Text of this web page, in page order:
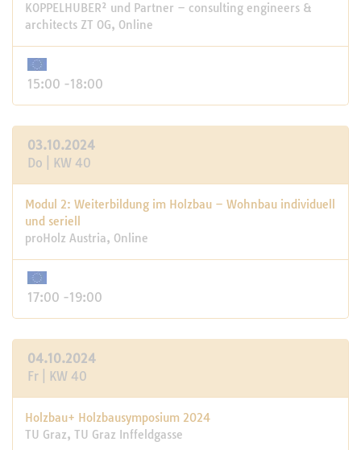
KOPPELHUBER² und Partner – consulting engineers &
architects ZT OG, Online
15:00 -18:00
03.10.2024
Do | KW 40
Modul 2: Weiterbildung im Holzbau – Wohnbau individuell
und seriell
proHolz Austria, Online
17:00 -19:00
04.10.2024
Fr | KW 40
Holzbau+ Holzbausymposium 2024
TU Graz, TU Graz Inffeldgasse